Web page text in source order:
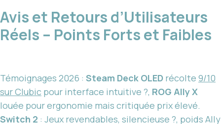
Avis et Retours d’Utilisateurs
Réels – Points Forts et Faibles
Témoignages 2026 : Steam Deck OLED récolte 9/10
sur Clubic pour interface intuitive ?, ROG Ally X
louée pour ergonomie mais critiquée prix élevé.
Switch 2 : Jeux revendables, silencieuse ?, poids Ally